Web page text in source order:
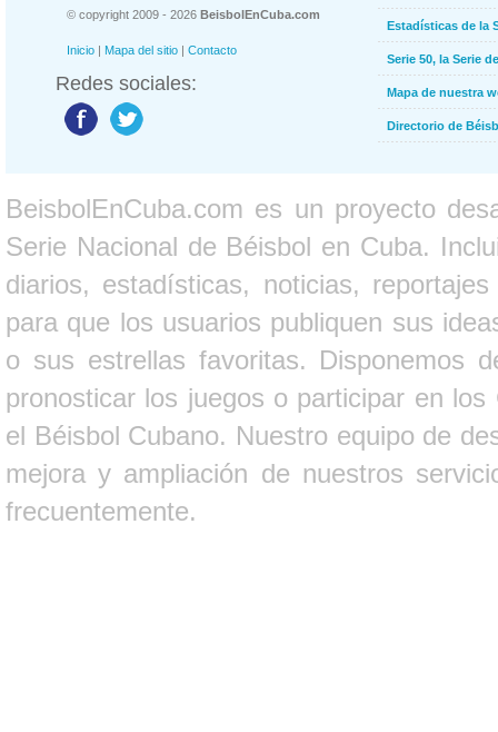
© copyright 2009 - 2026 BeisbolEnCuba.com
Inicio | Mapa del sitio | Contacto
Redes sociales:
Estadísticas de la
Serie 50, la Serie
Mapa de nuestra
Directorio de
BeisbolEnCuba.com es un proyecto
Serie Nacional de Béisbol en Cuba.
diarios, estadísticas, noticias,
para que los usuarios publiquen sus
o sus estrellas favoritas. Disponemos
pronosticar los juegos o participar en
el Béisbol Cubano. Nuestro equipo de
mejora y ampliación de nuestros
frecuentemente.